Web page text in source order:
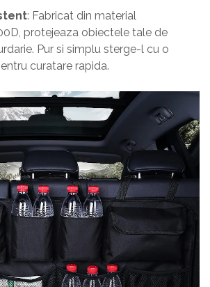
: Fabricat din material
protejeaza obiectele tale de
Pur si simplu sterge-l cu o
curatare rapida.